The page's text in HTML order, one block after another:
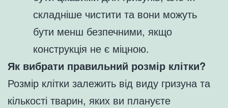
складніше чистити та вони можуть
бути менш безпечними, якщо
конструкція не є міцною.
Як вибрати правильний розмір клітки?
Розмір клітки залежить від виду гризуна та
кількості тварин, яких ви плануєте